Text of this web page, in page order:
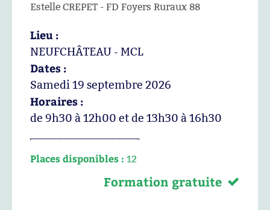
Estelle CREPET - FD Foyers Ruraux 88
Lieu :
NEUFCHÂTEAU - MCL
Dates :
Samedi 19 septembre 2026
Horaires :
de 9h30 à 12h00 et de 13h30 à 16h30
Places disponibles : 12
Formation gratuite